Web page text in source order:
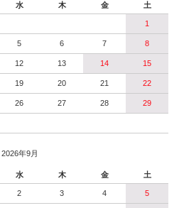
水 木 金 土
1
5 6 7 8
12 13 14 15
19 20 21 22
26 27 28 29
2026年9月
水 木 金 土
2 3 4 5